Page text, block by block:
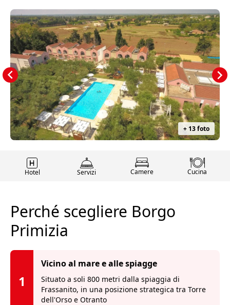
+ 13 foto
Hotel Servizi Camere Cucina
Perché scegliere Borgo
Primizia
1
Vicino al mare e alle spiagge
Situato a soli 800 metri dalla spiaggia di
Frassanito, in una posizione strategica tra Torre
dell'Orso e Otranto